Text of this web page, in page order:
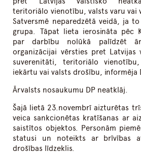
teritoriālo vienotību, valsts varu vai
Satversmē neparedzētā veidā, ja
grupa. Tāpat lieta ierosināta pēc
par darbību nolūkā palīdzēt
organizācijai vērsties pret Latvijas
suverenitāti, teritoriālo
iekārtu vai valsts drošību, informēja
Ārvalsts nosaukumu DP neatklāj.
Šajā lietā 23.novembrī aizturētas
veica sankcionētas kratīšanas ar
saistītos objektos. Personām
statusi un noteikts ar brīvības
drošības līdzeklis.